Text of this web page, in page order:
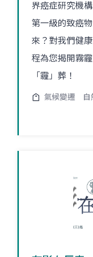
界癌症研究機
第一級的致癌
來？對我們健
程為您揭開霧
「霾」葬！
氣候變遷 自